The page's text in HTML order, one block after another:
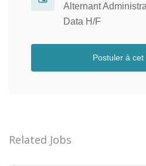
Alternant
Data H/F
Postuler à cet
Related Jobs